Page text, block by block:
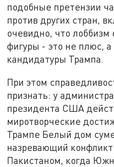
подобные претензии
против других стран,
очевидно, что лоббизм
фигуры - это не плюс,
кандидатуры Трампа.
При этом
признать: у
президента США
миротворческие
Трампе Белый дом
назревающий
Пакистаном, когда